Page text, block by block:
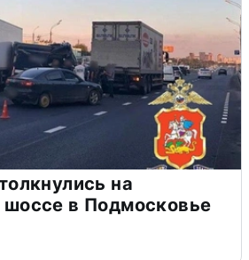
на
в Подмосковье